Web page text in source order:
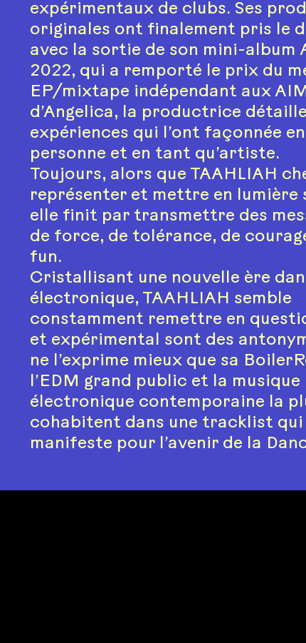
expérimentaux de clubs. Ses
originales ont finalement pris le
avec la sortie de son mini-album
2022, qui a remporté le prix du
EP/mixtape indépendant aux
d’Angelica, la productrice
expériences qui l’ont façonnée
personne et en tant qu’artiste.
Toujours, alors que TAAHLIAH
représenter et mettre en lumière
elle finit par transmettre des
de force, de tolérance, de
fun.
Cristallisant une nouvelle ère
électronique, TAAHLIAH semble
constamment remettre en
et expérimental sont des
ne l’exprime mieux que sa
l’EDM grand public et la musique
électronique contemporaine la
cohabitent dans une tracklist qui
manifeste pour l’avenir de la